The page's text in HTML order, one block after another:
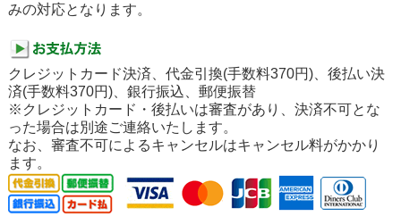
みの対応となります。
クレジットカード決済、代金引換(手数料370円)、後払い決
済(手数料370円)、銀行振込、郵便振替
※クレジットカード・後払いは審査があり、決済不可とな
った場合は別途ご連絡いたします。
なお、審査不可によるキャンセルはキャンセル料がかかり
ます。